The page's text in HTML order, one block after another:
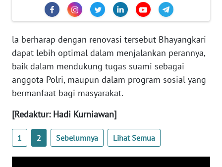
la berharap dengan renovasi tersebut Bhayangkari
dapat lebih optimal dalam menjalankan perannya,
baik dalam mendukung tugas suami sebagai
anggota Polri, maupun dalam program sosial yang
bermanfaat bagi masyarakat.
[Redaktur: Hadi Kurniawan]
1 2 Sebelumnya Lihat Semua
PEDOMAN
MEDIA
REDAKSI
KARIR
DISCLAIMER
Wahana
News
Regional